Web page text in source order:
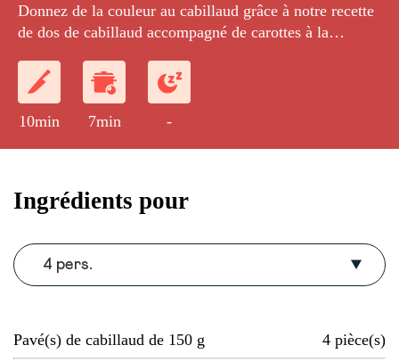
Donnez de la couleur au cabillaud grâce à notre recette
de dos de cabillaud accompagné de carottes à la
10min 7min -
Ingrédients pour
4 pers.
Pavé(s) de cabillaud de 150 g 4 pièce(s)